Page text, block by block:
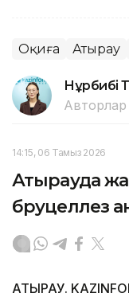
Оқиға Атырау
Нұрбибі
Авторлар
14:15, 06 Тамыз 2026
Атырауда
бруцеллез
АТЫРАУ.